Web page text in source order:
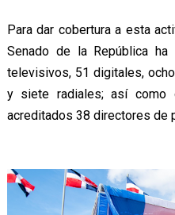
Para dar cobertura a esta
Senado de la República
televisivos, 51 digitales,
y siete radiales; así como
acreditados 38 directores de